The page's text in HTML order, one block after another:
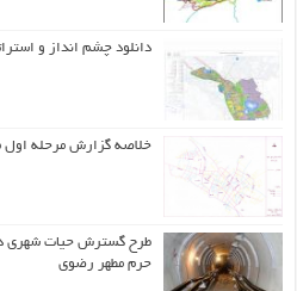
دانلود چشم انداز و
خلاصه گزارش مرحله اول
طرح گسترش حیات شهري
حرم مطهر رضوي